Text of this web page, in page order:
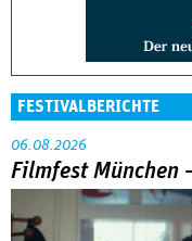
FESTIVALBERICHTE
06.08.2026
Filmfest München